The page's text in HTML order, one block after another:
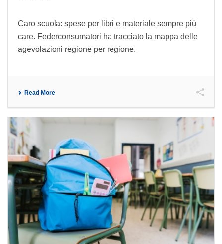
Caro scuola: spese per libri e materiale sempre più
care. Federconsumatori ha tracciato la mappa delle
agevolazioni regione per regione.
Read More